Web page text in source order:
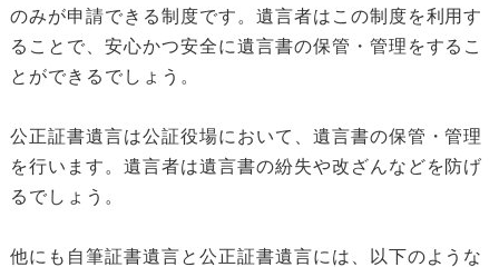
のみが申請できる制度です。遺言者はこの制度を利用す
ることで、安心かつ安全に遺言書の保管・管理をするこ
とができるでしょう。
公正証書遺言は公証役場において、遺言書の保管・管理
を行います。遺言者は遺言書の紛失や改ざんなどを防げ
るでしょう。
他にも自筆証書遺言と公正証書遺言には、以下のような